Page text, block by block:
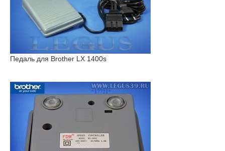
Педаль для Brother LX 1400s